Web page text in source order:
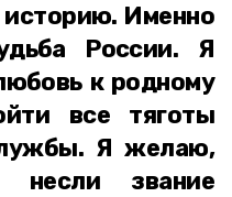
историю. Именно
России. Я
к родному
все тяготы
Я желаю,
звание